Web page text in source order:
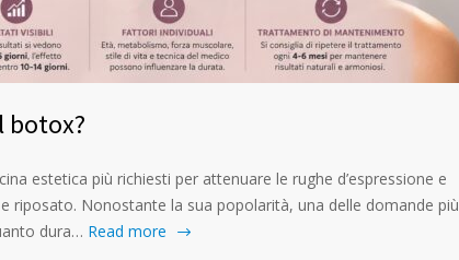
botox?
estetica più richiesti per attenuare le rughe d’espressione e
riposato. Nonostante la sua popolarità, una delle domande più
dura… Read more